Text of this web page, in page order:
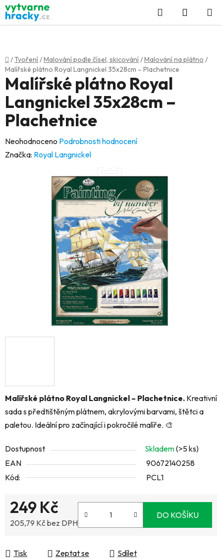
Přejít
na
obsah
Hledat
KOŠÍK
Domů
/Tvoření/Malování podle čísel, skicování/Malování na plátno /
Malířské plátno Royal Langnickel 35x28cm – Plachetnice
Malířské plátno Royal Langnickel – Plachetnice. Kreativní
sada s předtištěným plátnem, akrylovými barvami, štětci a
paletou. Ideální pro začínající i pokročilé malíře. 🎨
Dostupnost Skladem(>5 ks)
EAN
90672140258
Kód:
PCL1
249 Kč
205,79 Kč bez DPH
DO KOŠÍKU
Tisk Zeptat se Sdílet
Malířské plátno Royal
Langnickel 35x28cm –
Plachetnice
Průměrné
hodnocení
Neohodnoceno Podrobnosti hodnocení
Značka: Royal Langnickel